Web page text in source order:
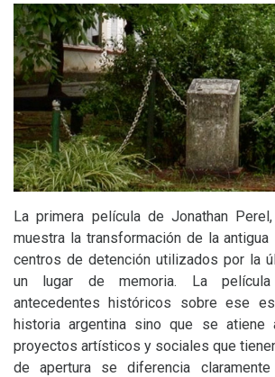
La primera película de Jonathan Perel,
muestra la transformación de la antigua
centros de detención utilizados por la
un lugar de memoria. La película
antecedentes históricos sobre ese
historia argentina sino que se atiene
proyectos artísticos y sociales que
de apertura se diferencia